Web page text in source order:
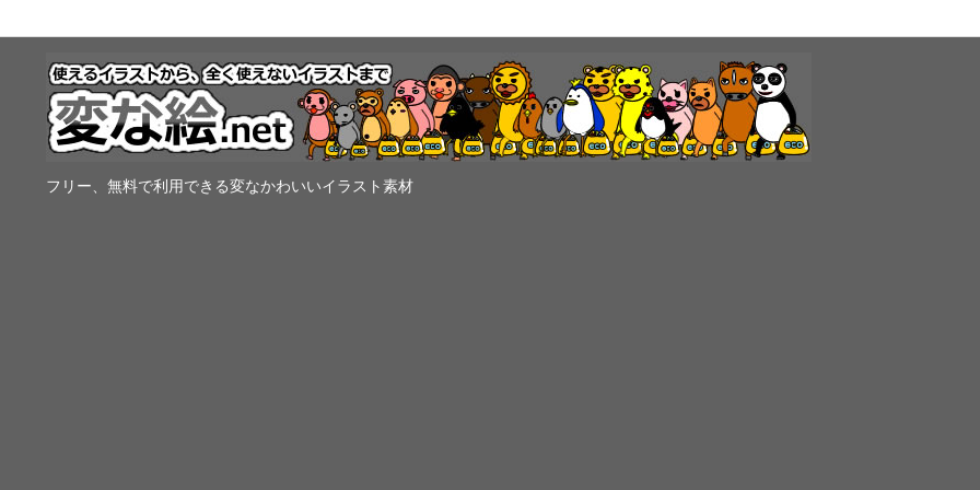
フリー、無料で利用できる変なかわいいイラスト素材